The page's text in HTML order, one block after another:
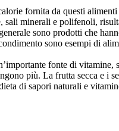
fornita da questi alimenti
minerali e polifenoli,
sono prodotti che
sono esempi di
fonte di vitamine,
più. La frutta secca e i
di sapori naturali e